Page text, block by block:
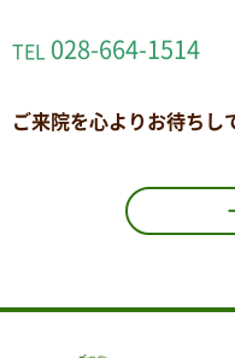
TEL 028-664-1514
ご来院を心よりお待ちし